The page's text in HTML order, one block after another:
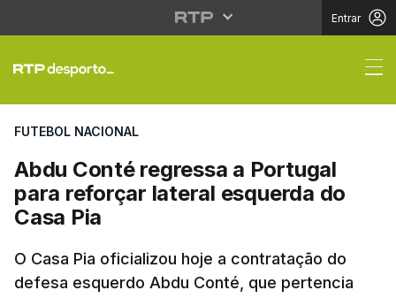
Entrar
Abdu Conté regressa
FUTEBOL NACIONAL
Abdu Conté regressa a Portugal
para reforçar lateral esquerda do
Casa Pia
O Casa Pia oficializou hoje a contratação do
defesa esquerdo Abdu Conté, que pertencia